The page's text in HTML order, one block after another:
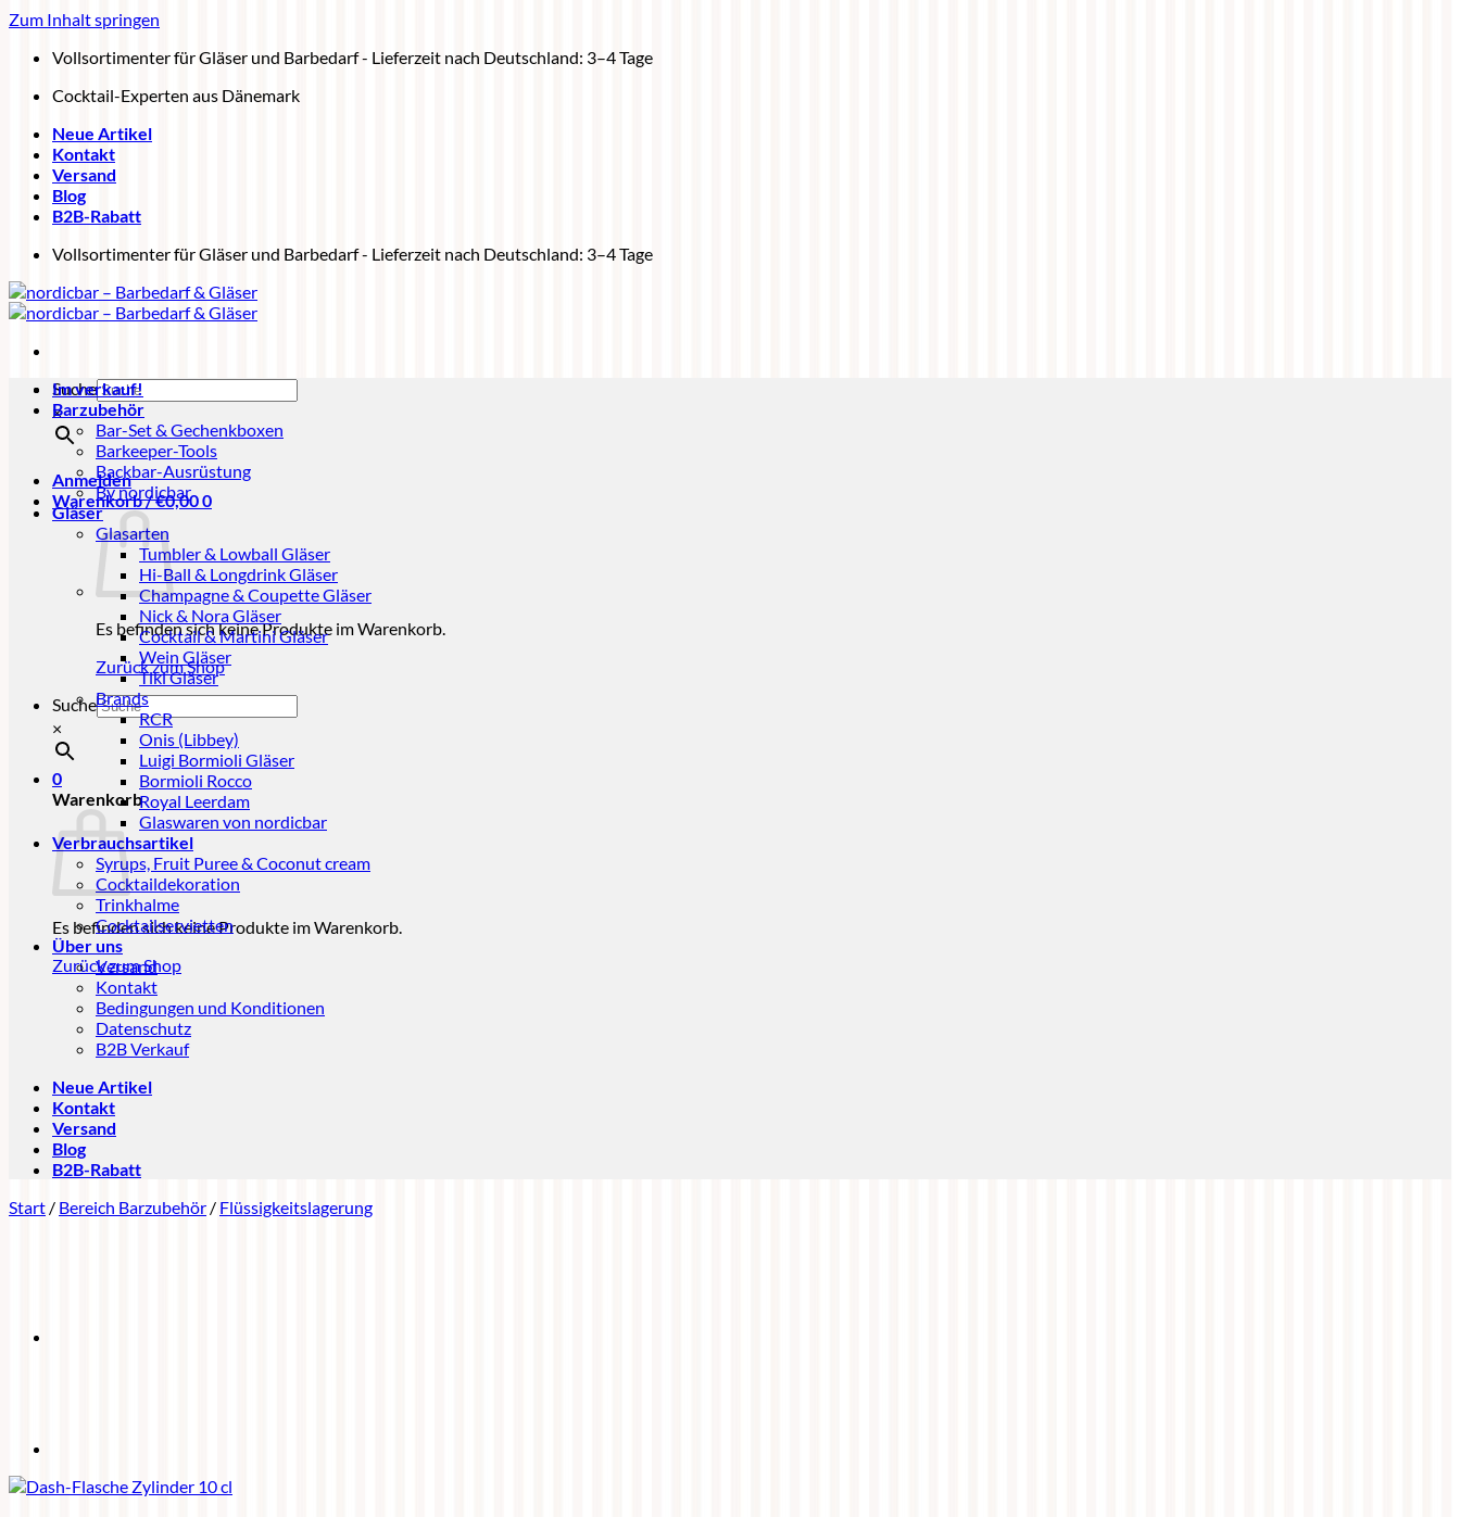
Zum Inhalt springen
Vollsortimenter für Gläser und Barbedarf - Lieferzeit nach Deutschland: 3–4 Tage
Cocktail-Experten aus Dänemark
Neue Artikel
Kontakt
Versand
Blog
B2B-Rabatt
Vollsortimenter für Gläser und Barbedarf - Lieferzeit nach Deutschland: 3–4 Tage
Suche
×
Anmelden
Warenkorb /€0,000
Es befinden sich keine Produkte im Warenkorb.
Zurück zum Shop
Suche
×
0
Warenkorb
Es befinden sich keine Produkte im Warenkorb.
Zurück zum Shop
Im verkauf!
Barzubehör
Bar-Set & Gechenkboxen
Barkeeper-Tools
Backbar-Ausrüstung
By nordicbar
Gläser
Glasarten
Tumbler & Lowball Gläser
Hi-Ball & Longdrink Gläser
Champagne & Coupette Gläser
Nick & Nora Gläser
Cocktail & Martini Gläser
Wein Gläser
Tiki Gläser
Brands
RCR
Onis (Libbey)
Luigi Bormioli Gläser
Bormioli Rocco
Royal Leerdam
Glaswaren von nordicbar
Verbrauchsartikel
Syrups, Fruit Puree & Coconut cream
Cocktaildekoration
Trinkhalme
Cocktailservietten
Über uns
Versand
Kontakt
Bedingungen und Konditionen
Datenschutz
B2B Verkauf
Neue Artikel
Kontakt
Versand
Blog
B2B-Rabatt
Start / Bereich Barzubehör / Flüssigkeitslagerung